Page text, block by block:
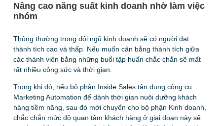
Nâng cao năng suất kinh doanh nhờ làm việc
nhóm
Thông thường trong đội ngũ kinh doanh sẽ có người đạt
thành tích cao và thấp. Nếu muốn cân bằng thành tích giữa
các thành viên bằng những buổi tập huấn chắc chắn sẽ mất
rất nhiều công sức và thời gian.
Trong khi đó, nếu bộ phận Inside Sales tận dụng công cụ
Marketing Automation để dành thời gian nuôi dưỡng khách
hàng tiềm năng, sau đó mới chuyển cho bộ phận Kinh doanh,
chắc chắn mức độ quan tâm khách hàng ở giai đoạn này sẽ